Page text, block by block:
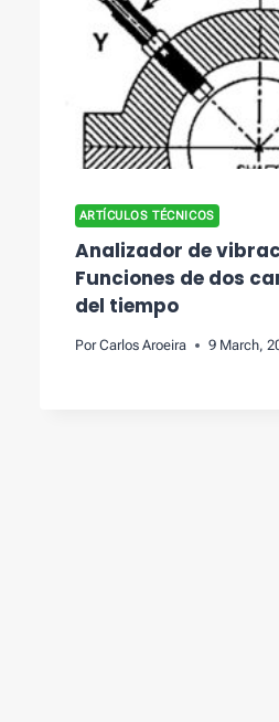
ARTÍCULOS TÉCNICOS
Analizador de
Funciones de dos
del tiempo
Por Carlos Aroeira 9 March,